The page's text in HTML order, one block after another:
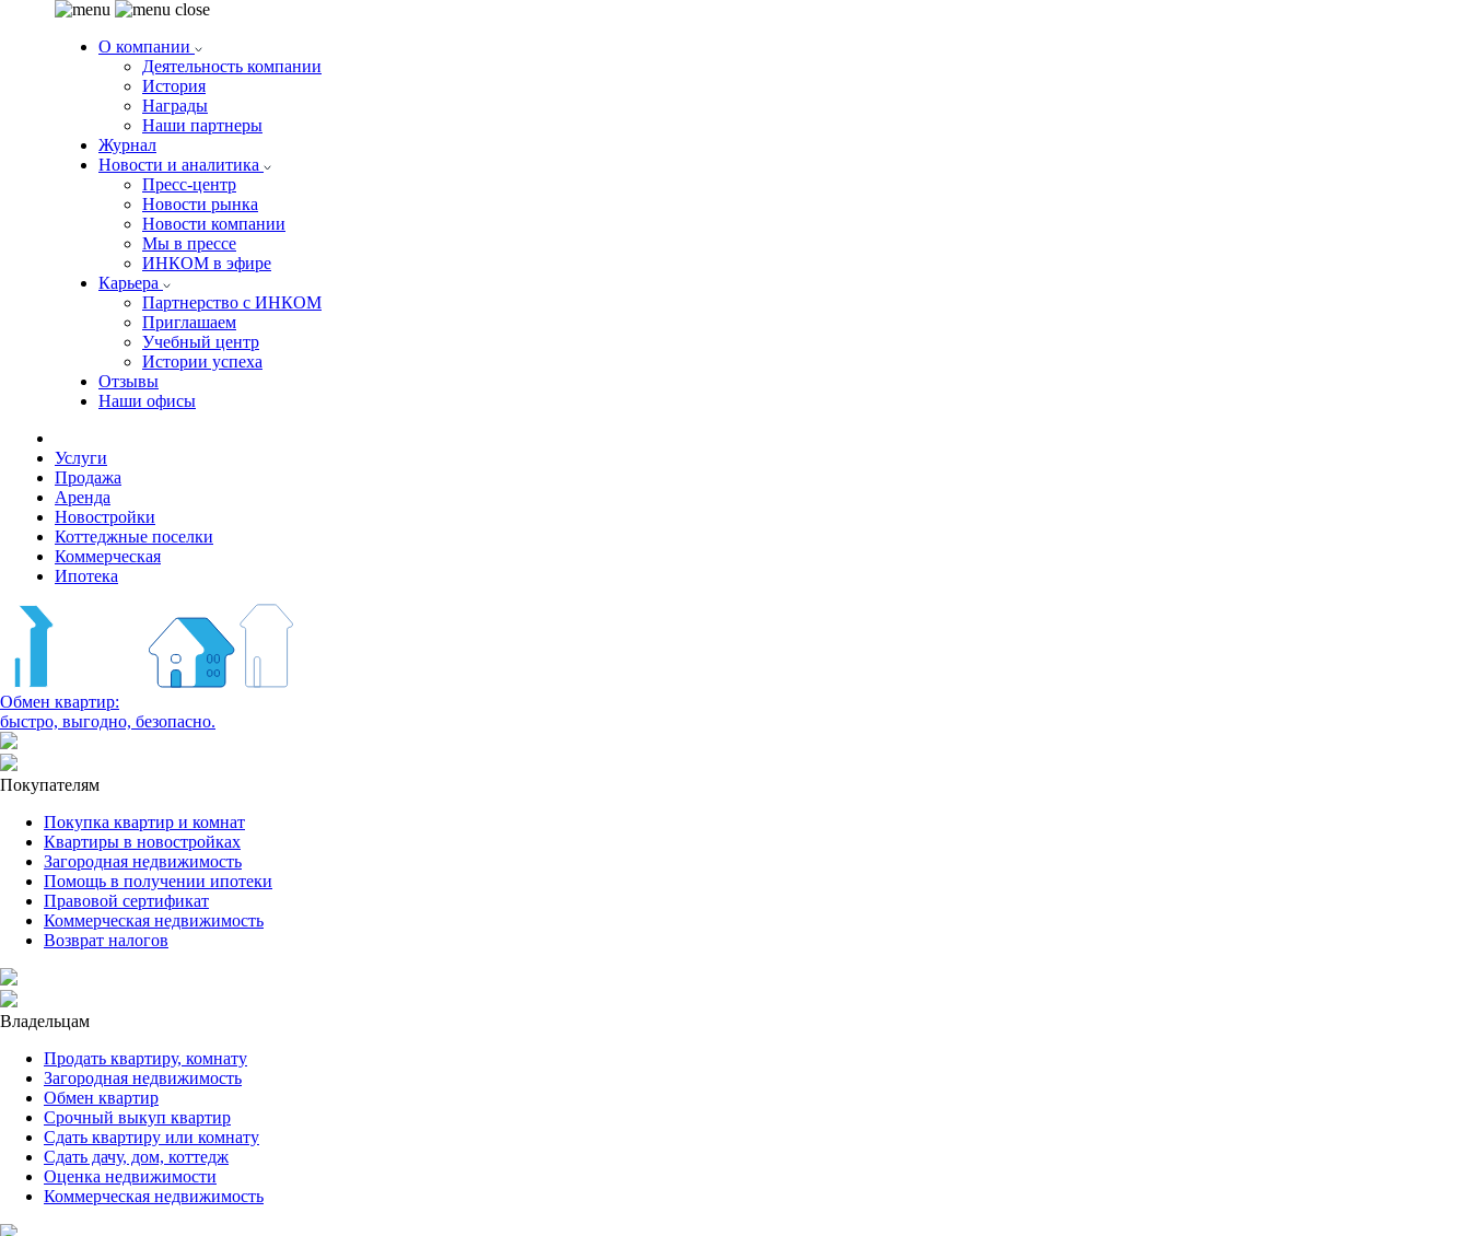
О компании
Деятельность компании
История
Награды
Наши партнеры
Журнал
Новости и аналитика
Пресс-центр
Новости рынка
Новости компании
Мы в прессе
ИНКОМ в эфире
Карьера
Партнерство с ИНКОМ
Приглашаем
Учебный центр
Истории успеха
Отзывы
Наши офисы
Услуги
Продажа
Аренда
Новостройки
Коттеджные поселки
Коммерческая
Ипотека
Обмен квартир:
быстро, выгодно, безопасно.
Покупателям
Покупка квартир и комнат
Квартиры в новостройках
Загородная недвижимость
Помощь в получении ипотеки
Правовой сертификат
Коммерческая недвижимость
Возврат налогов
Владельцам
Продать квартиру, комнату
Загородная недвижимость
Обмен квартир
Срочный выкуп квартир
Сдать квартиру или комнату
Сдать дачу, дом, коттедж
Оценка недвижимости
Коммерческая недвижимость